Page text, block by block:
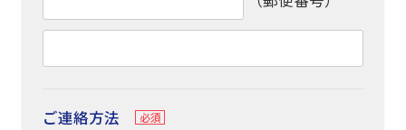
ご連絡方法